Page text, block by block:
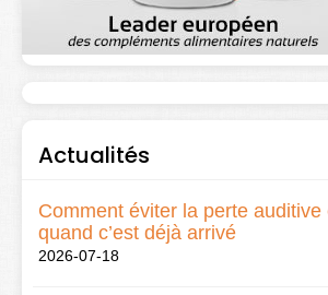
Actualités
Comment éviter la perte auditive
quand c’est déjà arrivé
2026-07-18